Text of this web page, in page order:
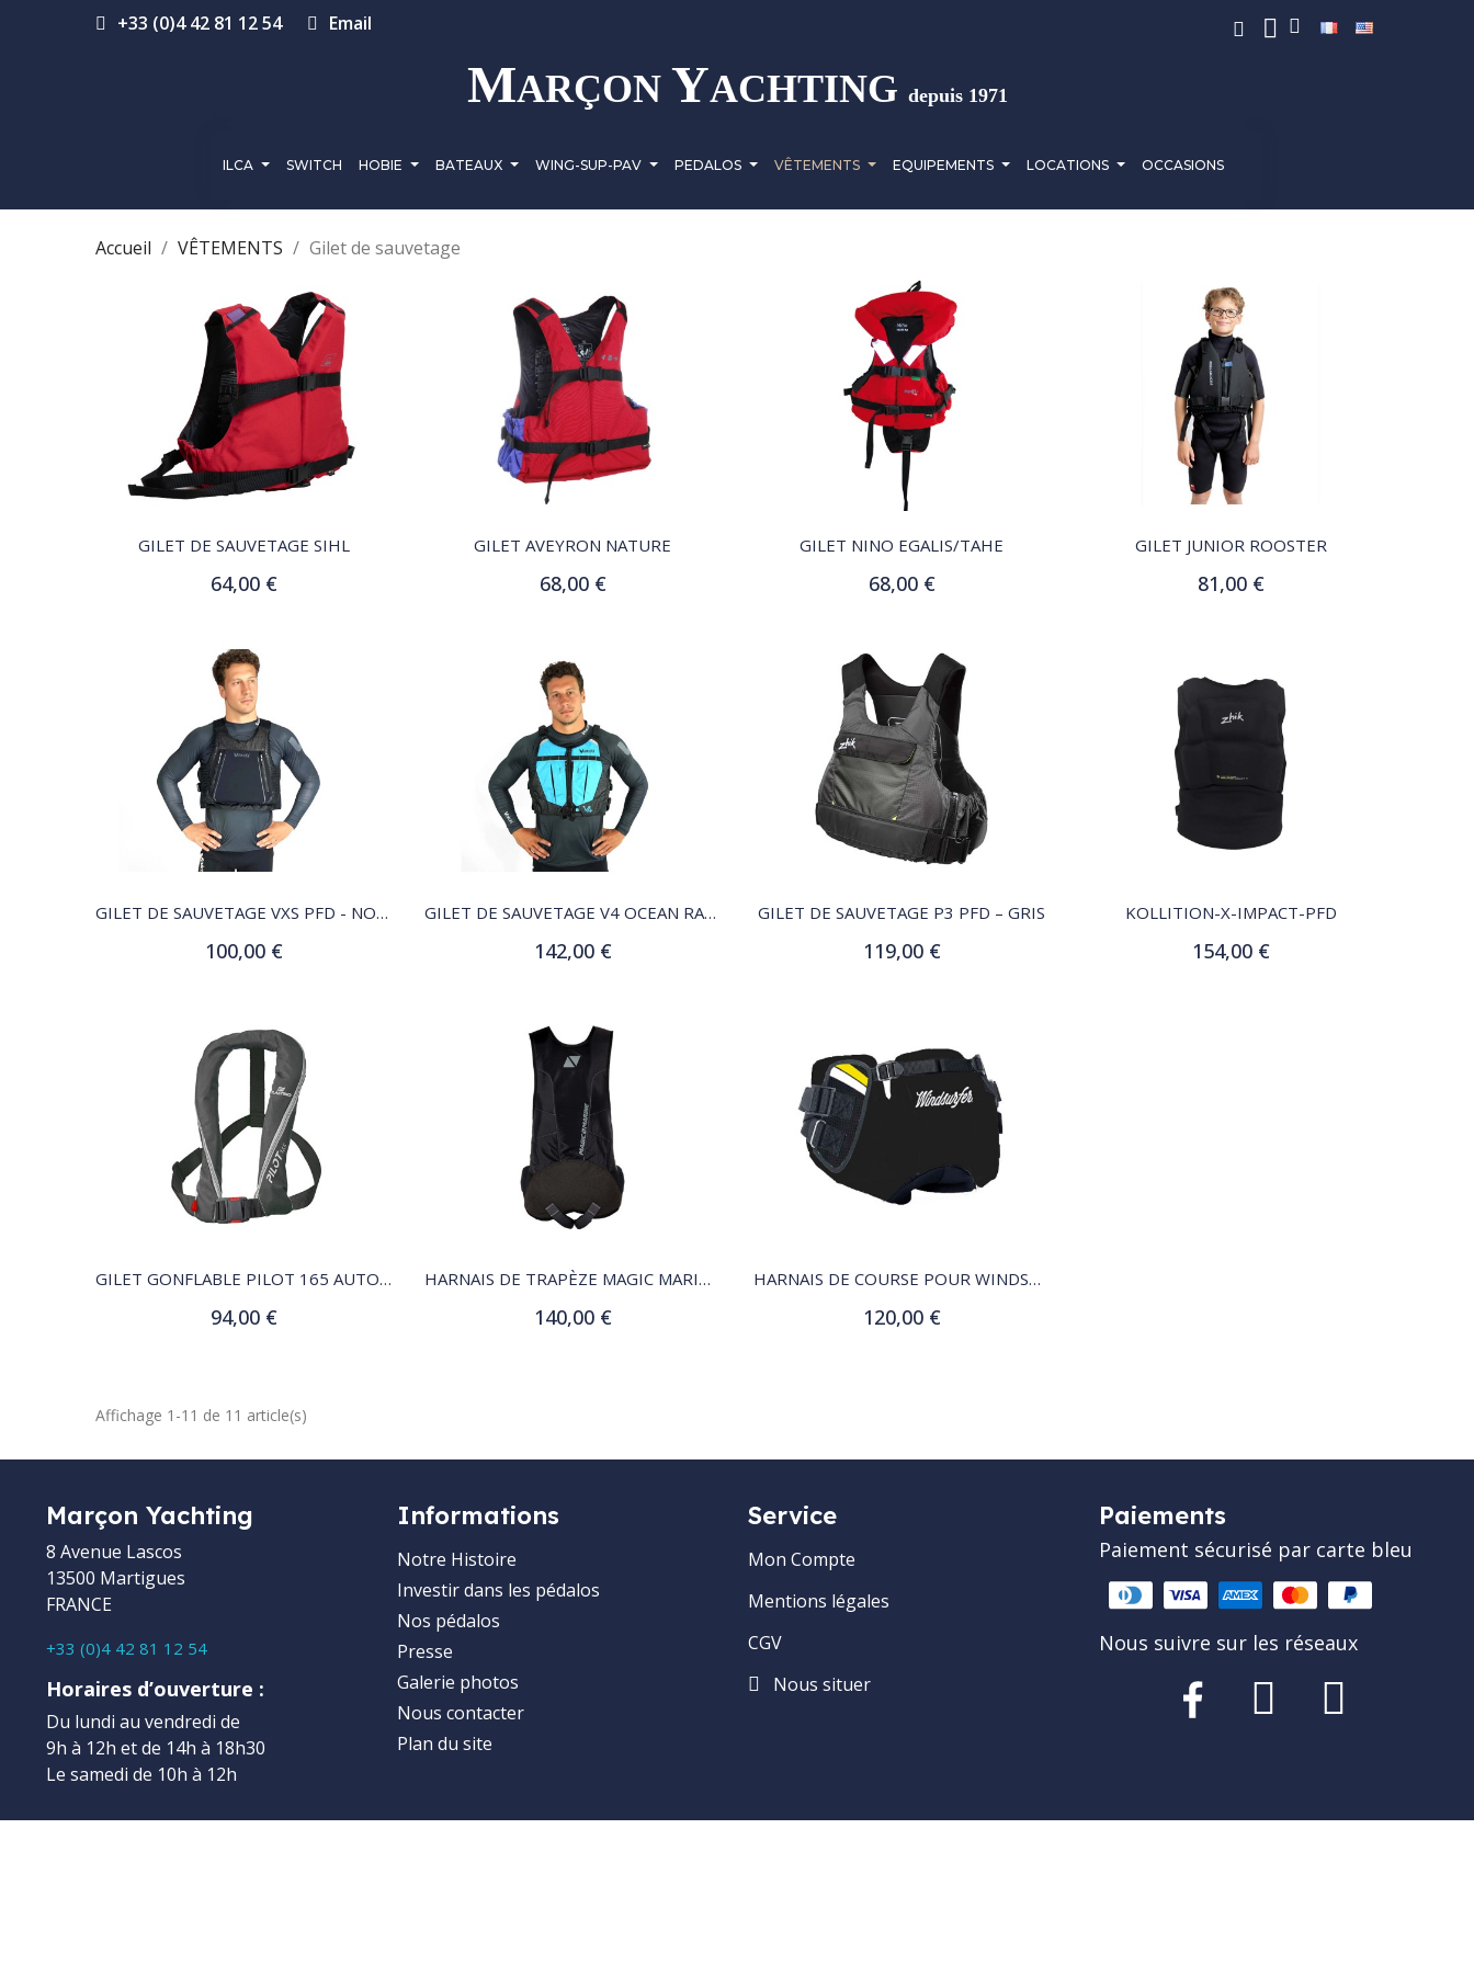
+33 (0)4 42 81 12 54 Email
MARÇON YACHTING depuis 1971
ILCA SWITCH HOBIE BATEAUX WING-SUP-PAV PEDALOS VÊTEMENTS EQUIPEMENTS LOCATIONS OCCASIONS
Accueil VÊTEMENTS Gilet de sauvetage
QUICK VIEW
GILET DE SAUVETAGE SIHL
64,00 €
Customize
QUICK VIEW
GILET AVEYRON NATURE
68,00 €
Customize
QUICK VIEW
GILET NINO EGALIS/TAHE
68,00 €
Ajouter au panier
QUICK VIEW
GILET JUNIOR ROOSTER
81,00 €
Ajouter au panier
QUICK VIEW
GILET DE SAUVETAGE VXS PFD - NOIR
100,00 €
Customize
QUICK VIEW
GILET DE SAUVETAGE V4 OCEAN RACING PFD
142,00 €
Customize
QUICK VIEW
GILET DE SAUVETAGE P3 PFD – GRIS
119,00 €
Customize
QUICK VIEW
KOLLITION-X-IMPACT-PFD
154,00 €
Customize
QUICK VIEW
GILET GONFLABLE PILOT 165 AUTO NOIR
94,00 €
Ajouter au panier
QUICK VIEW
HARNAIS DE TRAPÈZE MAGIC MARINE SMART
140,00 €
Customize
HARNAIS DE COURSE POUR WINDSURFER
120,00 €
Ajouter au panier
Affichage 1-11 de 11 article(s)
Marçon Yachting
8 Avenue Lascos
13500 Martigues
FRANCE
+33 (0)4 42 81 12 54
Horaires d’ouverture :
Du lundi au vendredi de
9h à 12h et de 14h à 18h30
Le samedi de 10h à 12h
Informations
Notre Histoire
Investir dans les pédalos
Nos pédalos
Presse
Galerie photos
Nous contacter
Plan du site
Service
Mon Compte
Mentions légales
CGV
Nous situer
Paiements
Paiement sécurisé par carte bleu
Nous suivre sur les réseaux